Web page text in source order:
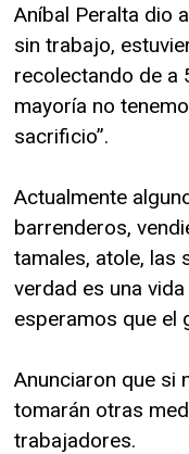
Aníbal Peralta dio
sin trabajo,
recolectando de a
mayoría no
sacrificio”.
Actualmente
barrenderos,
tamales, atole, las
verdad es una
esperamos que el
Anunciaron que si
tomarán otras
trabajadores.